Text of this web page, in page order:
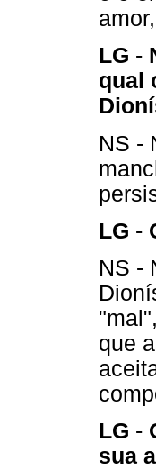
LG -
qual
NS -
LG -
NS -
que
LG -
sua